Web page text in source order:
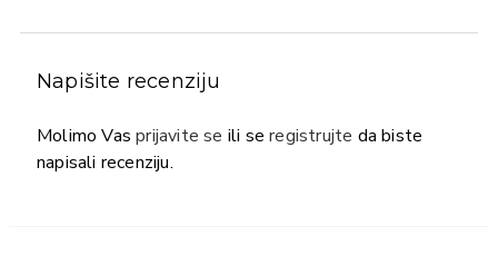
Napišite recenziju
Molimo Vasprijavite se ili seregistrujte da biste
napisali recenziju.